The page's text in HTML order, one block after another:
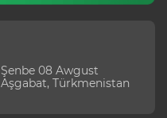
Şenbe 08 Awgust
Aşgabat, Türkmenistan